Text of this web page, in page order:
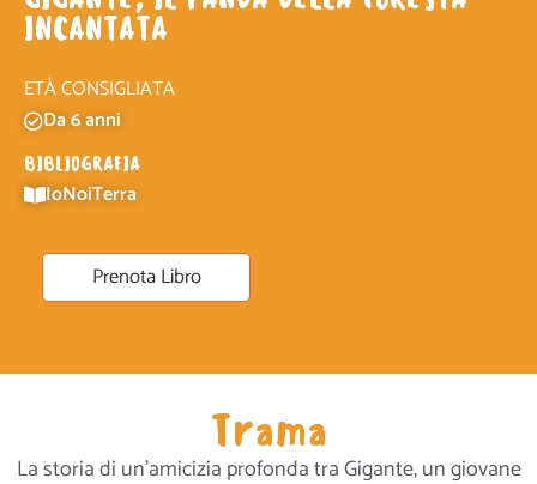
INCANTATA
ETÀ CONSIGLIATA
Da 6 anni
BIBLIOGRAFIA
IoNoiTerra
Prenota Libro
Trama
La storia di un’amicizia profonda tra Gigante, un giovane